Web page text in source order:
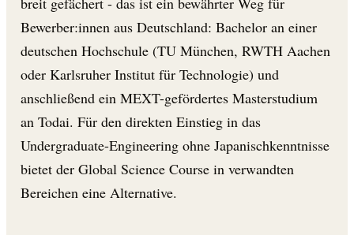
Bewerber:innen aus Deutschland: Bachelor an einer
deutschen Hochschule (TU München, RWTH Aachen
oder Karlsruher Institut für Technologie) und
anschließend ein MEXT-gefördertes Masterstudium
an Todai. Für den direkten Einstieg in das
Undergraduate-Engineering ohne Japanischkenntnisse
bietet der Global Science Course in verwandten
Bereichen eine Alternative.